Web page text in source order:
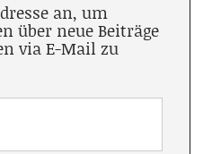
an, um
über neue Beiträge
via E-Mail zu